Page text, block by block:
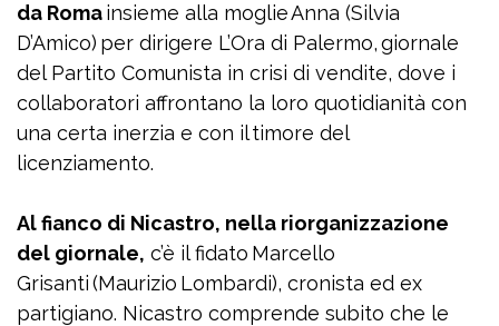
da Romainsieme alla moglie Anna (Silvia
D’Amico) per dirigere L’Ora di Palermo, giornale
del Partito Comunista in crisi di vendite, dove i
collaboratori affrontano la loro quotidianità con
una certa inerzia e con il timore del
licenziamento.
Al fianco di Nicastro, nella riorganizzazione
del giornale, c’è il fidato Marcello
Grisanti (Maurizio Lombardi), cronista ed ex
partigiano. Nicastro comprende subito che le